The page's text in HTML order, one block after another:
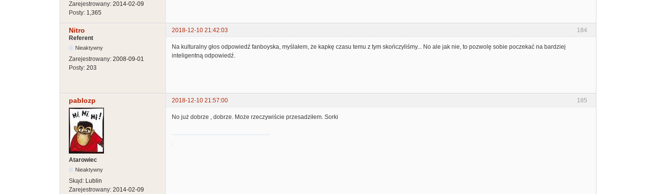
Zarejestrowany: 2014-02-09
Posty: 1,365
184
Nitro
2018-12-10 21:42:03
Referent
Nieaktywny
Zarejestrowany: 2008-09-01
Posty: 203
Na kulturalny głos odpowiedź fanboyska, myślałem, że kapkę czasu temu z tym skończyliśmy... No ale jak nie, to pozwolę sobie poczekać na bardziej
inteligentną odpowiedź.
185
pablozp 2018-12-10 21:57:00
Atarowiec
Nieaktywny
Skąd: Lublin
Zarejestrowany: 2014-02-09
No już dobrze , dobrze. Może rzeczywiście przesadziłem. Sorki